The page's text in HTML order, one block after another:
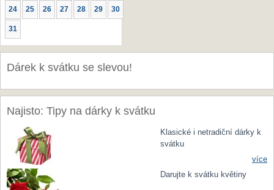
24 25 26 27 28 29 30
31
Dárek k svátku se slevou!
Najisto: Tipy na dárky k svátku
Klasické i netradiční dárky k
svátku
více
Darujte k svátku květiny